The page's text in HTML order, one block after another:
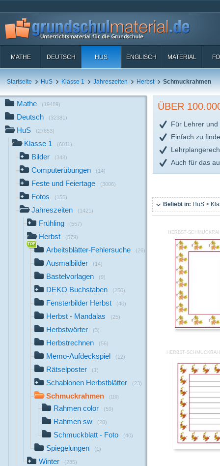
MATHE DEUTSCH HUS ENGLISCH MATERIAL
Startseite HuS Klasse 1 Jahreszeiten Herbst Schmuckrahmen
Mathe (19489)
Deutsch (32381)
HuS (27853)
Klasse 1 (6011)
Bilder (348)
Computerübungen (14)
Feste und Feiertage (3006)
Fotos (155)
Jahreszeiten (1421)
Frühling (557)
Herbst (579)
Arbeitsblätter-Fehlersuche (26)
Ausmalbilder (14)
Bastelvorlagen (9)
DEKO Buchstaben (250)
Fensterbilder Herbst (40)
Herbst - Mandalas (25)
Herbstwörter (3)
Herbstrechnen (56)
Memo-Aufdeckspiel (12)
Rätselposter (1)
Schablonen Herbstblätter (23)
Schmuckrahmen (119)
Rahmen color (59)
Rahmen sw (20)
Schmuckblatt - Foto (40)
Spiegelungen (1)
Winter (285)
ÜBER
Für Lehrer und
Einfach zu
Auch für das
Beliebt in: HuS >
HERBST-
HERBST-